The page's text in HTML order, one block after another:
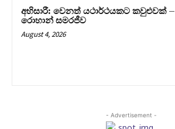
අභිසාරී: වෙනත් යථාර්ථයකට කවුළුවක් –
රොහාන් සමරජීව
August 4, 2026
- Advertisement -